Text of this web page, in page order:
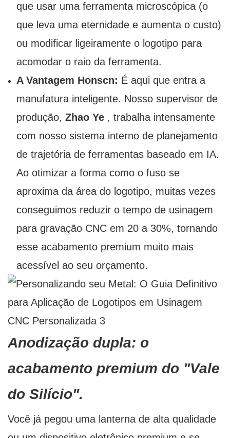
que usar uma ferramenta microscópica (o
que leva uma eternidade e aumenta o custo)
ou modificar ligeiramente o logotipo para
acomodar o raio da ferramenta.
A Vantagem Honscn: É aqui que entra a
manufatura inteligente. Nosso supervisor de
produção, Zhao Ye, trabalha intensamente
com nosso sistema interno de planejamento
de trajetória de ferramentas baseado em IA.
Ao otimizar a forma como o fuso se
aproxima da área do logotipo, muitas vezes
conseguimos reduzir o tempo de usinagem
para gravação CNC em 20 a 30%, tornando
esse acabamento premium muito mais
acessível ao seu orçamento.
Anodização dupla: o
acabamento premium do "Vale
do Silício".
Você já pegou uma lanterna de alta qualidade